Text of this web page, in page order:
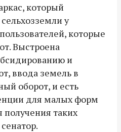
который
у
которые
Выстроена
и
ввода земель в
оборот, и есть
для малых форм
получения таких